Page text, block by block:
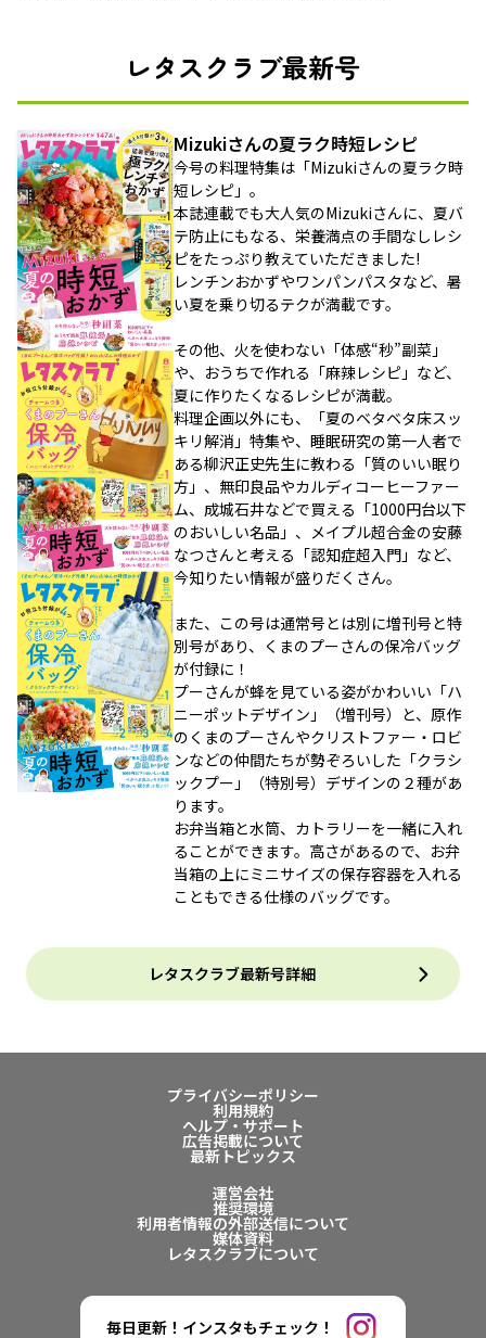
レタスクラブ最新号
Mizukiさんの夏ラク時短レシピ
今号の料理特集は「Mizukiさんの夏ラク時
短レシピ」。
本誌連載でも大人気のMizukiさんに、夏バ
テ防止にもなる、栄養満点の手間なしレシ
ピをたっぷり教えていただきました!
レンチンおかずやワンパンパスタなど、暑
い夏を乗り切るテクが満載です。
その他、火を使わない「体感“秒”副菜」
や、おうちで作れる「麻辣レシピ」など、
夏に作りたくなるレシピが満載。
料理企画以外にも、「夏のベタベタ床スッ
キリ解消」特集や、睡眠研究の第一人者で
ある柳沢正史先生に教わる「質のいい眠り
方」、無印良品やカルディコーヒーファー
ム、成城石井などで買える「1000円台以下
のおいしい名品」、メイプル超合金の安藤
なつさんと考える「認知症超入門」など、
今知りたい情報が盛りだくさん。
また、この号は通常号とは別に増刊号と特
別号があり、くまのプーさんの保冷バッグ
が付録に！
プーさんが蜂を見ている姿がかわいい「ハ
ニーポットデザイン」（増刊号）と、原作
のくまのプーさんやクリストファー・ロビ
ンなどの仲間たちが勢ぞろいした「クラシ
ックプー」（特別号）デザインの２種があ
ります。
お弁当箱と水筒、カトラリーを一緒に入れ
ることができます。高さがあるので、お弁
当箱の上にミニサイズの保存容器を入れる
こともできる仕様のバッグです。
レタスクラブ最新号詳細
プライバシーポリシー
利用規約
ヘルプ・サポート
広告掲載について
最新トピックス
運営会社
推奨環境
利用者情報の外部送信について
媒体資料
レタスクラブについて
毎日更新！インスタもチェック！